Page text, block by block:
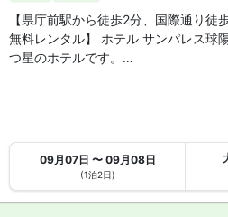
【県庁前駅から徒歩2分、国際通り徒
無料レンタル】 ホテル サンパレス球
つ星のホテルです。
2分です。空港から車をご利用の場合
沖縄のメインストリート・国際通り
は徒歩3分。牧志公設市場や壺屋やち
09月07日 〜 09月08日
(1泊2日)